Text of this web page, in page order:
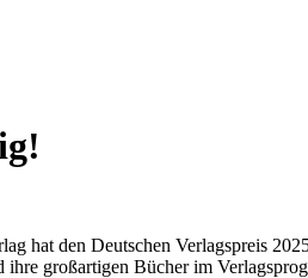
hat den Deutschen Verlagspreis
ihre großartigen Bücher im